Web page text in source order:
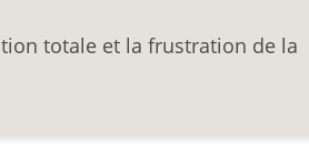
totale et la frustration de la